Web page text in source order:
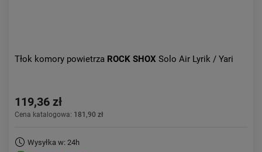
Tłok komory powietrza ROCK SHOX Solo Air Lyrik / Yari
119,36 zł
Cena katalogowa: 181,90 zł
Wysyłka w: 24h